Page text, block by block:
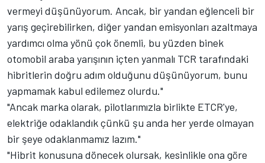
vermeyi düşünüyorum. Ancak, bir yandan eğlenceli bir
yarış geçirebilirken, diğer yandan emisyonları azaltmaya
yardımcı olma yönü çok önemli, bu yüzden binek
otomobil araba yarışının içten yanmalı TCR tarafındaki
hibritlerin doğru adım olduğunu düşünüyorum, bunu
yapmamak kabul edilemez olurdu."
"Ancak marka olarak, pilotlarımızla birlikte ETCR'ye,
elektriğe odaklandık çünkü şu anda her yerde olmayan
bir şeye odaklanmamız lazım."
"Hibrit konusuna dönecek olursak, kesinlikle ona göre